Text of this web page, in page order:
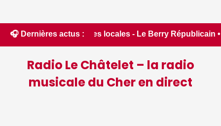
🎧 Dernières actus :
locales - Le Berry Républicain • 📰
Radio Le Châtelet – la radio
musicale du Cher en direct